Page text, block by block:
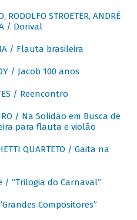
RODOLFO STROETER, ANDRÉ
/ Dorival
/ Flauta brasileira
/ Jacob 100 anos
/ Reencontro
/ Na Solidão em Busca de
para flauta e violão
QUARTETO / Gaita na
/ “Trilogia do Carnaval”
Compositores”